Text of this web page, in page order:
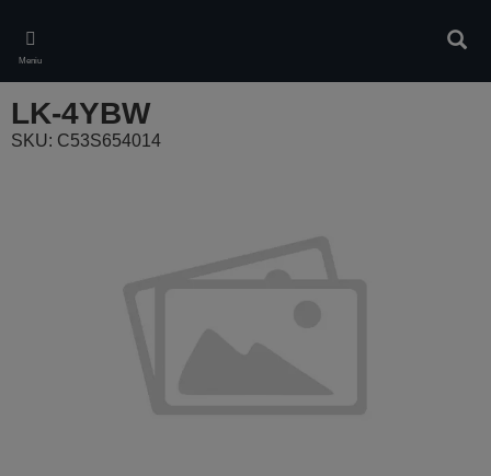
main
content
Meniu
LK-4YBW
SKU: C53S654014